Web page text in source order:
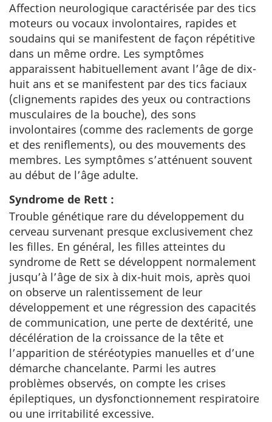
Affection neurologique caractérisée par des tics
moteurs ou vocaux involontaires, rapides et
soudains qui se manifestent de façon répétitive
dans un même ordre. Les symptômes
apparaissent habituellement avant l’âge de dix-
huit ans et se manifestent par des tics faciaux
(clignements rapides des yeux ou contractions
musculaires de la bouche), des sons
involontaires (comme des raclements de gorge
et des reniflements), ou des mouvements des
membres. Les symptômes s’atténuent souvent
au début de l’âge adulte.
Syndrome de Rett :
Trouble génétique rare du développement du
cerveau survenant presque exclusivement chez
les filles. En général, les filles atteintes du
syndrome de Rett se développent normalement
jusqu’à l’âge de six à dix-huit mois, après quoi
on observe un ralentissement de leur
développement et une régression des capacités
de communication, une perte de dextérité, une
décélération de la croissance de la tête et
l’apparition de stéréotypies manuelles et d’une
démarche chancelante. Parmi les autres
problèmes observés, on compte les crises
épileptiques, un dysfonctionnement respiratoire
ou une irritabilité excessive.